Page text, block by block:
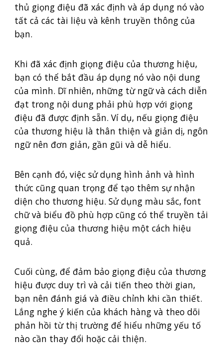
thủ giọng điệu đã xác định và áp dụng nó vào
tất cả các tài liệu và kênh truyền thông của
bạn.
Khi đã xác định giọng điệu của thương hiệu,
bạn có thể bắt đầu áp dụng nó vào nội dung
của mình. Dĩ nhiên, những từ ngữ và cách diễn
đạt trong nội dung phải phù hợp với giọng
điệu đã được định sẵn. Ví dụ, nếu giọng điệu
của thương hiệu là thân thiện và giản dị, ngôn
ngữ nên đơn giản, gần gũi và dễ hiểu.
Bên cạnh đó, việc sử dụng hình ảnh và hình
thức cũng quan trọng để tạo thêm sự nhận
diện cho thương hiệu. Sử dụng màu sắc, font
chữ và biểu đồ phù hợp cũng có thể truyền tải
giọng điệu của thương hiệu một cách hiệu
quả.
Cuối cùng, để đảm bảo giọng điệu của thương
hiệu được duy trì và cải tiến theo thời gian,
bạn nên đánh giá và điều chỉnh khi cần thiết.
Lắng nghe ý kiến của khách hàng và theo dõi
phản hồi từ thị trường để hiểu những yếu tố
nào cần thay đổi hoặc cải thiện.